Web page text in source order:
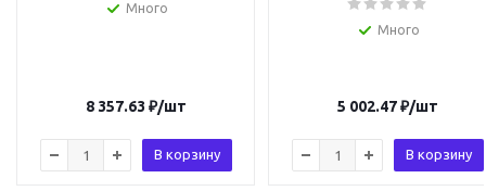
Много
8 357.63 ₽/шт
В корзину
Много
5 002.47₽/шт
В корзину